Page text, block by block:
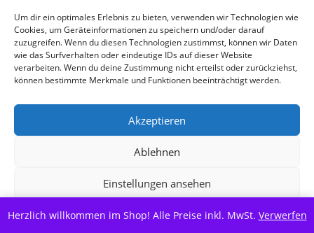
Um dir ein optimales Erlebnis zu bieten, verwenden wir Technologien wie
Cookies, um Geräteinformationen zu speichern und/oder darauf
zuzugreifen. Wenn du diesen Technologien zustimmst, können wir Daten
wie das Surfverhalten oder eindeutige IDs auf dieser Website
verarbeiten. Wenn du deine Zustimmung nicht erteilst oder zurückziehst,
können bestimmte Merkmale und Funktionen beeinträchtigt werden.
Akzeptieren
Ablehnen
Einstellungen ansehen
Cookie-RichtlinieDatenschutzerklärung
Herzlich willkommen im Shop! Alle Preise inkl. MwSt. Verwerfen
Vertrag widerrufen